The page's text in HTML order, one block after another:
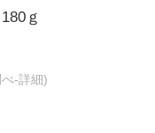
ｇ
-詳細)